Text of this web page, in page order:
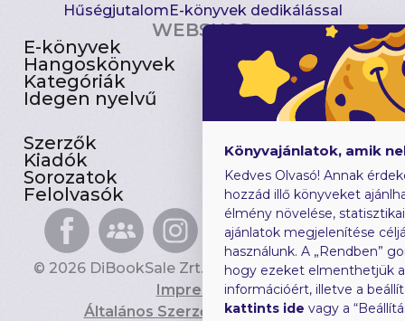
HűségjutalomE-könyvek dedikálással
WEBSHOP
E-könyvek
Hangoskönyvek
Kategóriák
Idegen nyelvű
Csomagajánlatok
Akciósak
Előjegyezhetők
Újdonságok
Szerzők
Kiadók
Sorozatok
Felolvasók
Gyerekkönyvek
Heti toplista
Ajándékutalvány
Blog
© 2026 DiBookSale Zrt. Minden jog fenntartva.
Impresszum
Általános Szerződési Feltételek
Könyvajánlatok, amik
Kedves Olvasó! Annak
hozzád illő könyveket
élmény növelése,
ajánlatok megjelenítése
használunk. A „Rendben”
hogy ezeket elmenthetjük
információért, illetve a
kattints ide vagy a